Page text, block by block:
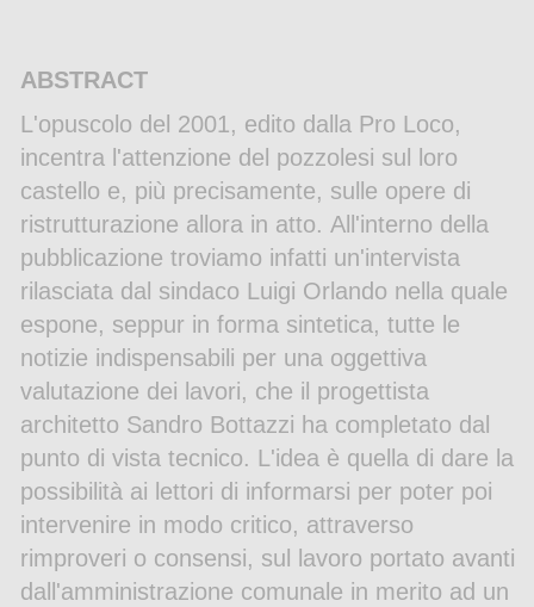
ABSTRACT
L'opuscolo del 2001, edito dalla Pro Loco,
incentra l'attenzione del pozzolesi sul loro
castello e, più precisamente, sulle opere di
ristrutturazione allora in atto. All'interno della
pubblicazione troviamo infatti un'intervista
rilasciata dal sindaco Luigi Orlando nella quale
espone, seppur in forma sintetica, tutte le
notizie indispensabili per una oggettiva
valutazione dei lavori, che il progettista
architetto Sandro Bottazzi ha completato dal
punto di vista tecnico. L'idea è quella di dare la
possibilità ai lettori di informarsi per poter poi
intervenire in modo critico, attraverso
rimproveri o consensi, sul lavoro portato avanti
dall'amministrazione comunale in merito ad un